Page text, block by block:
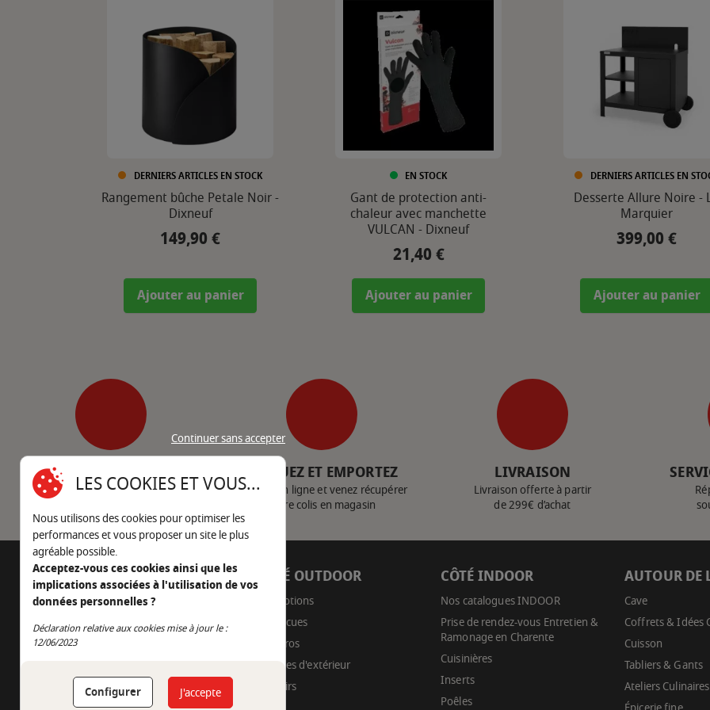
DERNIERS ARTICLES EN STOCK
Rangement bûche Petale Noir -
Dixneuf
Prix
149,90 €
Ajouter au panier
EN STOCK
Gant de protection anti-
chaleur avec manchette
VULCAN - Dixneuf
Prix
21,40 €
Ajouter au panier
DERNIERS ARTICLES EN
Desserte Allure Noire -
Marquier
Prix
399,00 €
Ajouter au panier
SERVICE CLIENT
Nous contacter
CLIQUEZ ET EMPORTEZ
Achetez en ligne et venez récupérer
votre colis en magasin
LIVRAISON
Livraison offerte à partir
de 299€ d’achat
AUTOUR DU FEU
05 45 22 98 09
Nous envoyer un e-mail
CÔTÉ OUTDOOR
Promotions
Barbecues
Braseros
Cuisines d'extérieur
Fumoirs
CÔTÉ INDOOR
Nos catalogues INDOOR
Prise de rendez-vous Entretien &
Ramonage en Charente
Cuisinières
Inserts
Poêles
AUTOUR DE
Cave
Coffrets & Idées
Cuisson
Tabliers & Gants
Ateliers Culinaires
Continuer sans accepter
LES COOKIES ET VOUS...
Nous utilisons des cookies pour optimiser les
performances et vous proposer un site le plus
agréable possible.
Acceptez-vous ces cookies ainsi que les
implications associées à l'utilisation de vos
données personnelles ?
Déclaration relative aux cookies mise à jour le :
12/06/2023
Configurer J'accepte